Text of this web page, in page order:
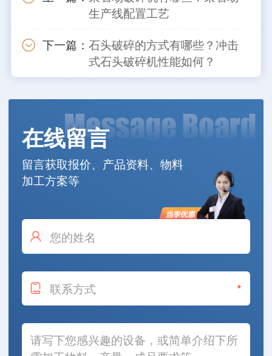
生产线配置工艺
下一篇： 石头破碎的方式有哪些？冲击
式石头破碎机性能如何？
在线留言
留言获取报价、产品资料、物料
加工方案等
*